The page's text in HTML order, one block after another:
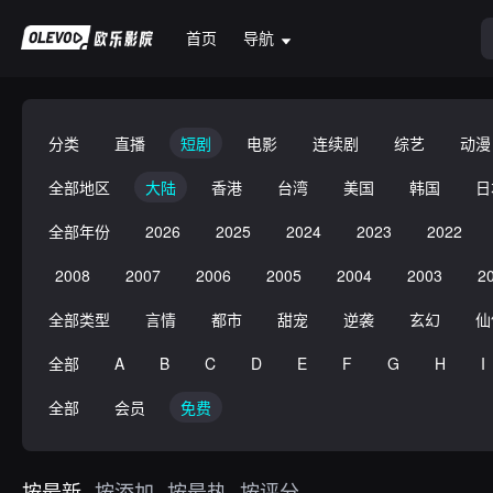
首页 导航
分类 直播 短剧 电影 连续剧 综艺
动漫
全部地区
大陆 香港 台湾 美国 韩国
全部年份
2026 2025 2024 2023
2022
2008
2007 2006 2005 2004 2003
全部类型
言情 都市 甜宠 逆袭 玄幻
全部
A B C D E F G H
I
全部
会员 免费